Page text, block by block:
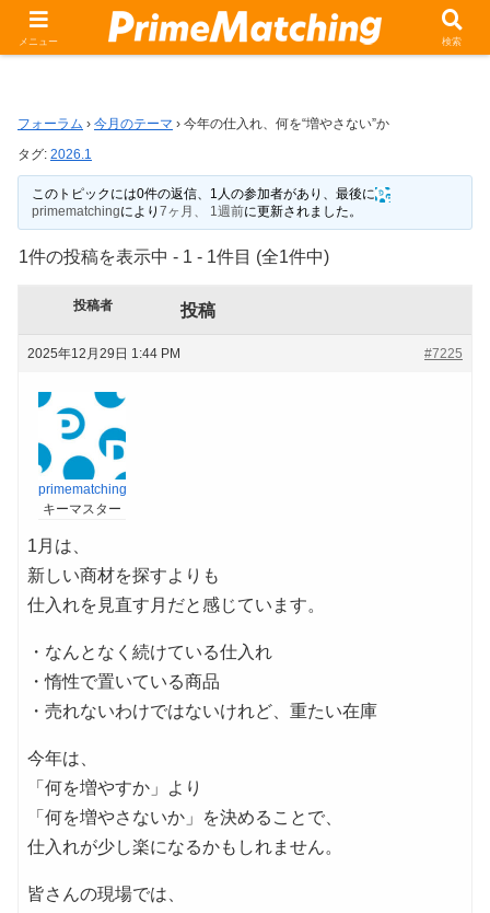
今年の仕入れ、何を“増やさない”か
フォーラム › 今月のテーマ › 今年の仕入れ、何を“増やさない”か
タグ: 2026.1
このトピックには0件の返信、1人の参加者があり、最後に
primematchingにより 7ヶ月、 1週前に更新されました。
1件の投稿を表示中 - 1 - 1件目 (全1件中)
投稿者 投稿
2025年12月29日 1:44 PM #7225
primematching
キーマスター
1月は、
新しい商材を探すよりも
仕入れを見直す月だと感じています。
・なんとなく続けている仕入れ
・惰性で置いている商品
・売れないわけではないけれど、重たい在庫
今年は、
「何を増やすか」より
「何を増やさないか」を決めることで、
仕入れが少し楽になるかもしれません。
皆さんの現場では、
メニュー 検索